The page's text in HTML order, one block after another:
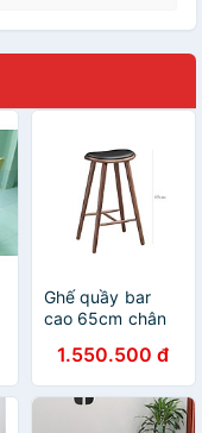
Ghế quầy bar
cao 65cm chân
cho đảo bếp
1.550.500 đ